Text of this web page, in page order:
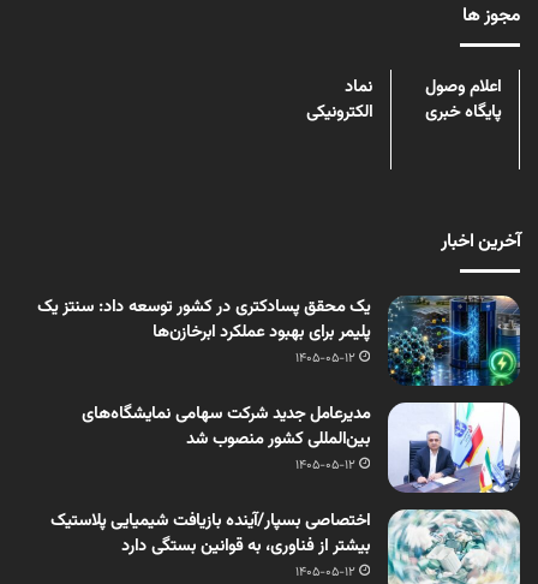
مجوز ها
اعلام وصول
پایگاه خبری
نماد
الکترونیکی
آخرین اخبار
یک محقق پسادکتری در کشور توسعه داد: سنتز یک
پلیمر برای بهبود عملکرد ابرخازن‌ها
1405-05-12
مدیرعامل جدید شرکت سهامی نمایشگاه‌های
بین‌المللی کشور منصوب شد
1405-05-12
اختصاصی بسپار/آینده بازیافت شیمیایی پلاستیک
بیشتر از فناوری، به قوانین بستگی دارد
1405-05-12